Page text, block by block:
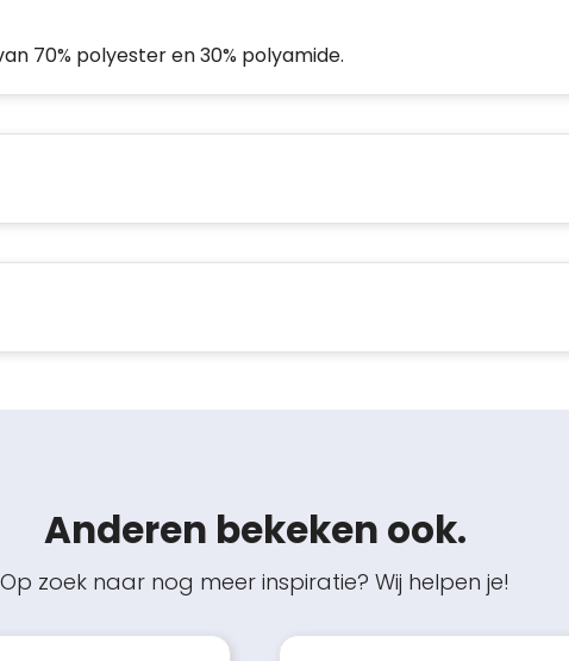
70% polyester en 30% polyamide.
Anderen bekeken ook.
Op zoek naar nog meer inspiratie? Wij helpen je!